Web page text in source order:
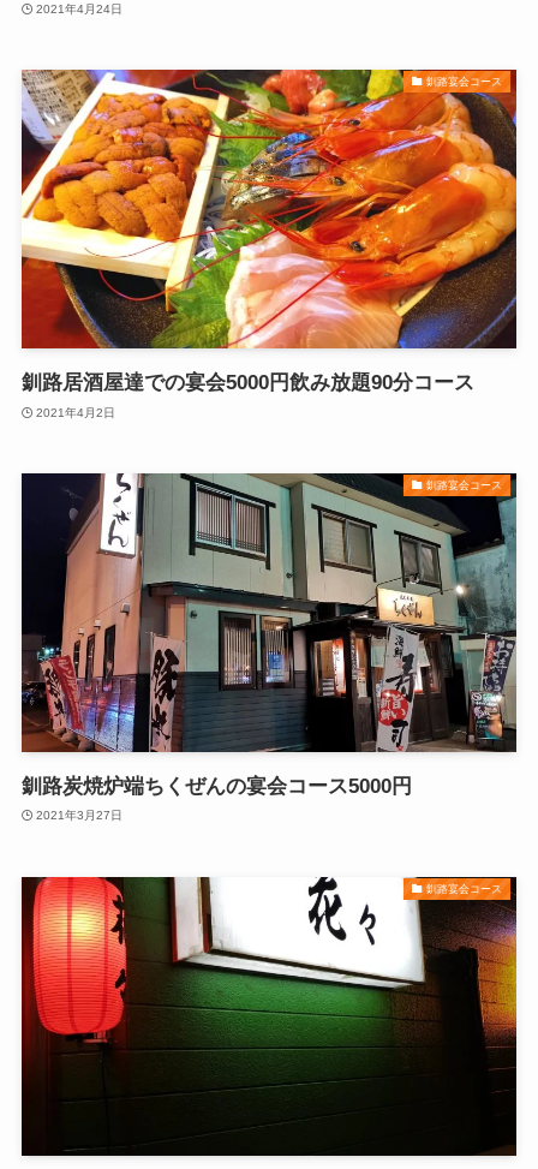
2021年4月24日
釧路宴会コース
釧路居酒屋達での宴会5000円飲み放題90分コース
2021年4月2日
釧路宴会コース
釧路炭焼炉端ちくぜんの宴会コース5000円
2021年3月27日
釧路宴会コース